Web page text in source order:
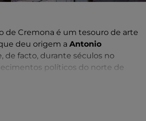
de Cremona é um tesouro de arte
deu origem a Antonio
de facto, durante séculos no
políticos do norte de